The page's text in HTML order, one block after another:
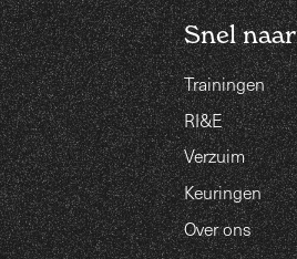
Snel naar
Trainingen
RI&E
Verzuim
Keuringen
Over ons